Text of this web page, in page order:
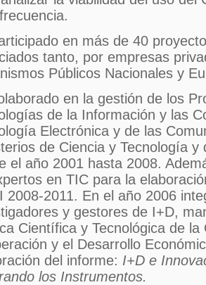
en más de 40
tanto, por empresas
Públicos Nacionales y
en la gestión de los
de la Información y las
Electrónica y de las
de Ciencia y Tecnología y
el año 2001 hasta 2008.
en TIC para la
2008-2011. En el año 2006
y gestores de I+D,
Científica y Tecnológica de la
y el Desarrollo
del informe: I+D e
los Instrumentos.